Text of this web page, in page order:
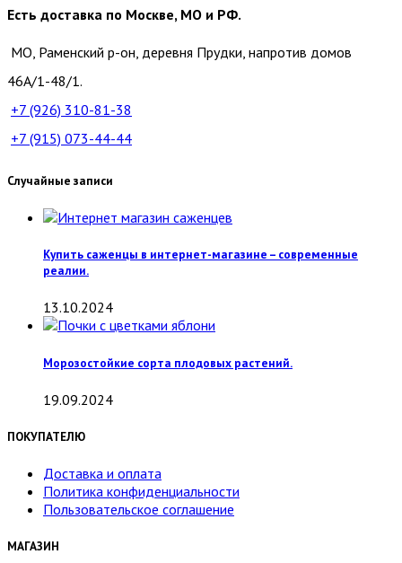
Есть доставка по Москве, МО и РФ.
МО, Раменский р-он, деревня Прудки, напротив домов
46А/1-48/1.
+7 (926) 310-81-38
+7 (915) 073-44-44
Случайные записи
Купить саженцы в интернет-магазине – современные
реалии.
13.10.2024
Морозостойкие сорта плодовых растений.
19.09.2024
ПОКУПАТЕЛЮ
Доставка и оплата
Политика конфиденциальности
Пользовательское соглашение
МАГАЗИН